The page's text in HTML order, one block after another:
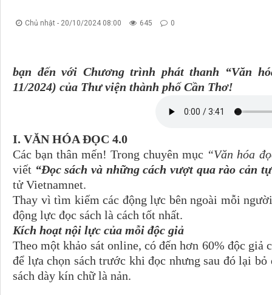
Chủ nhật - 20/10/2024 08:00 645 0
bạn đến với Chương trình phát thanh “Văn
11/2024) của Thư viện thành phố Cần Thơ!
I. VĂN HÓA ĐỌC 4.0
Các bạn thân mến! Trong chuyên mục “Văn hóa
viết “Đọc sách và những cách vượt qua rào cản
tử Vietnamnet.
Thay vì tìm kiếm các động lực bên ngoài mỗi
động lực đọc sách là cách tốt nhất.
Kích hoạt nội lực của mỗi độc giả
Theo một khảo sát online, có đến hơn 60% độc
để lựa chọn sách trước khi đọc nhưng sau đó lại
sách dày kín chữ là nản.